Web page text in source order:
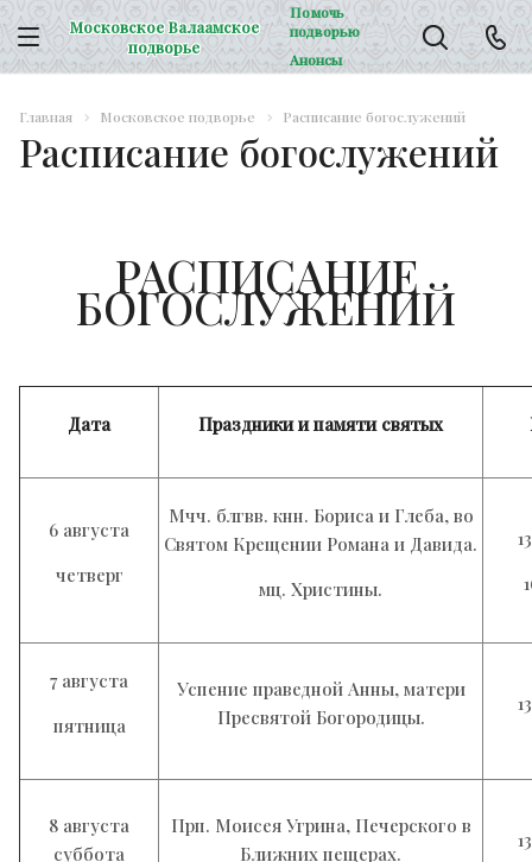
Московское Валаамское
подворье
Помочь
подворью
Анонсы
Главная Московское подворье Расписание богослужений
Расписание богослужений
РАСПИСАНИЕ
БОГОСЛУЖЕНИЙ
Дата Праздники и памяти святых
6 августа
четверг
Мчч. блгвв. кнн. Бориса и Глеба, во
Святом Крещении Романа и Давида.
мц. Христины.
7 августа
пятница
Успение праведной Анны, матери
Пресвятой Богородицы.
8 августа
суббота
Прп. Моисея Угрина, Печерского в
Ближних пещерах.